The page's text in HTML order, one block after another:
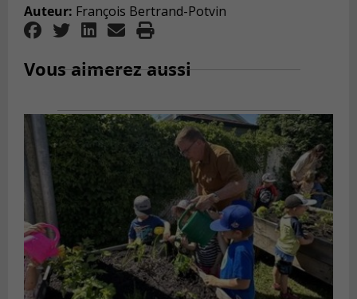
Auteur: François Bertrand-Potvin
Vous aimerez aussi